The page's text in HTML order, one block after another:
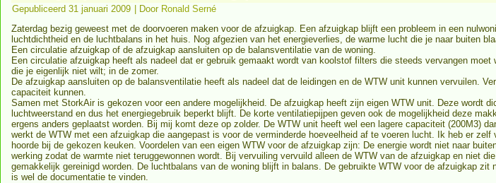
Gepubliceerd 31 januari 2009 Door Ronald Serné
Zaterdag bezig geweest met de doorvoeren maken voor de afzuigkap. Een afzuigkap blijft een probleem in een
luchtdichtheid en de luchtbalans in het huis. Nog afgezien van het energieverlies, de warme lucht die je naar buiten
Een circulatie afzuigkap of de afzuigkap aansluiten op de balansventilatie van de woning.
Een circulatie afzuigkap heeft als nadeel dat er gebruik gemaakt wordt van koolstof filters die steeds vervangen
die je eigenlijk niet wilt; in de zomer.
De afzuigkap aansluiten op de balansventilatie heeft als nadeel dat de leidingen en de WTW unit kunnen vervuilen.
capaciteit kunnen.
Samen met StorkAir is gekozen voor een andere mogelijkheid. De afzuigkap heeft zijn eigen WTW unit. Deze wordt
luchtweerstand en dus het energiegebruik beperkt blijft. De korte ventilatiepijpen geven ook de mogelijkheid deze
ergens anders geplaatst worden. Bij mij komt deze op zolder. De WTW unit heeft wel een lagere capaciteit (200M3)
werkt de WTW met een afzuigkap die aangepast is voor de verminderde hoeveelheid af te voeren lucht. Ik heb er
hoorde bij de gekozen keuken. Voordelen van een eigen WTW voor de afzuigkap zijn: De energie wordt niet naar
werking zodat de warmte niet teruggewonnen wordt. Bij vervuiling vervuild alleen de WTW van de afzuigkap en niet
gemakkelijk gereinigd worden. De luchtbalans van de woning blijft in balans. De gebruikte WTW voor de afzuigkap
is wel de documentatie te vinden.